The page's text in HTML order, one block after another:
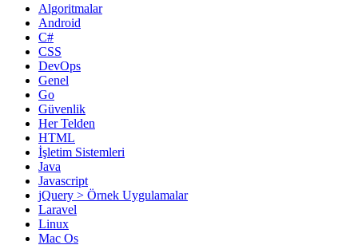
Algoritmalar
Android
C#
CSS
DevOps
Genel
Go
Güvenlik
Her Telden
HTML
İşletim Sistemleri
Java
Javascript
jQuery > Örnek Uygulamalar
Laravel
Linux
Mac Os